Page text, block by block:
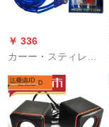
￥ 336
カーー・スティレオ
ア机能CDラジオDVD
本体接続ベースベー
スベースベースの接